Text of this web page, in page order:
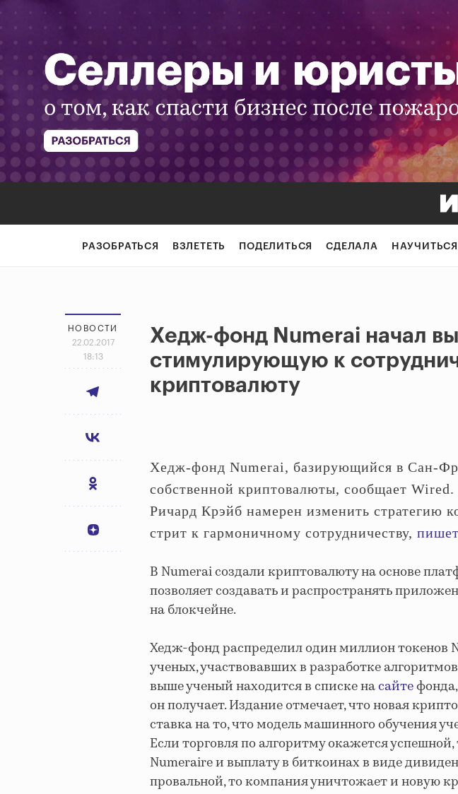
РАЗОБРАТЬСЯ ВЗЛЕТЕТЬ ПОДЕЛИТЬСЯ СДЕЛАЛА НАУЧИТЬСЯ
НОВОСТИ
22.02.2017
18:13
Хедж-фонд Numerai начал
стимулирующую к
криптовалюту
Хедж-фонд Numerai, базирующийся в Сан-
собственной криптовалюты, сообщает
Ричард Крэйб намерен изменить стратегию
стрит к гармоничному сотрудничеству, пишет
В Numerai создали криптовалюту на основе
позволяет создавать и распространять
на блокчейне.
Хедж-фонд распределил один миллион токенов
ученых, участвовавших в разработке
выше ученый находится в списке насайте
он получает. Издание отмечает, что новая
ставка на то, что модель машинного обучения
Если торговля по алгоритму окажется
Numeraire и выплату в биткоинах в виде
провальной, то компания уничтожает и новую